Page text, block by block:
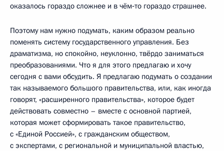
оказалось гораздо сложнее и в чём‑то гораздо страшнее.
Поэтому нам нужно подумать, каким образом реально
поменять систему государственного управления. Без
драматизма, но спокойно, неуклонно, твёрдо заниматься
преобразованиями. Что я для этого предлагаю и хочу
сегодня с вами обсудить. Я предлагаю подумать о создании
так называемого большого правительства, или, как иногда
говорят, «расширенного правительства», которое будет
действовать совместно – вместе с основной партией,
которая может сформировать такое правительство,
с «Единой Россией», с гражданским обществом,
с экспертами, с региональной и муниципальной властью,